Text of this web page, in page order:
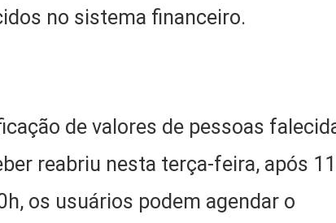
no sistema financeiro.
de valores de pessoas
reabriu nesta terça-feira, após 11
os usuários podem agendar o